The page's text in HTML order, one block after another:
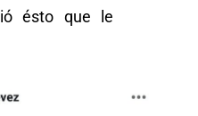
ésto que le